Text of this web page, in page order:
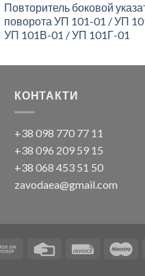
Повторитель боковой
поворота УП 101-01 / УП
УП 101В-01 / УП 101Г-01
КОНТАКТИ
+38 098 770 77 11
+38 096 209 59 15
+38 068 453 51 50
zavodaea@gmail.com